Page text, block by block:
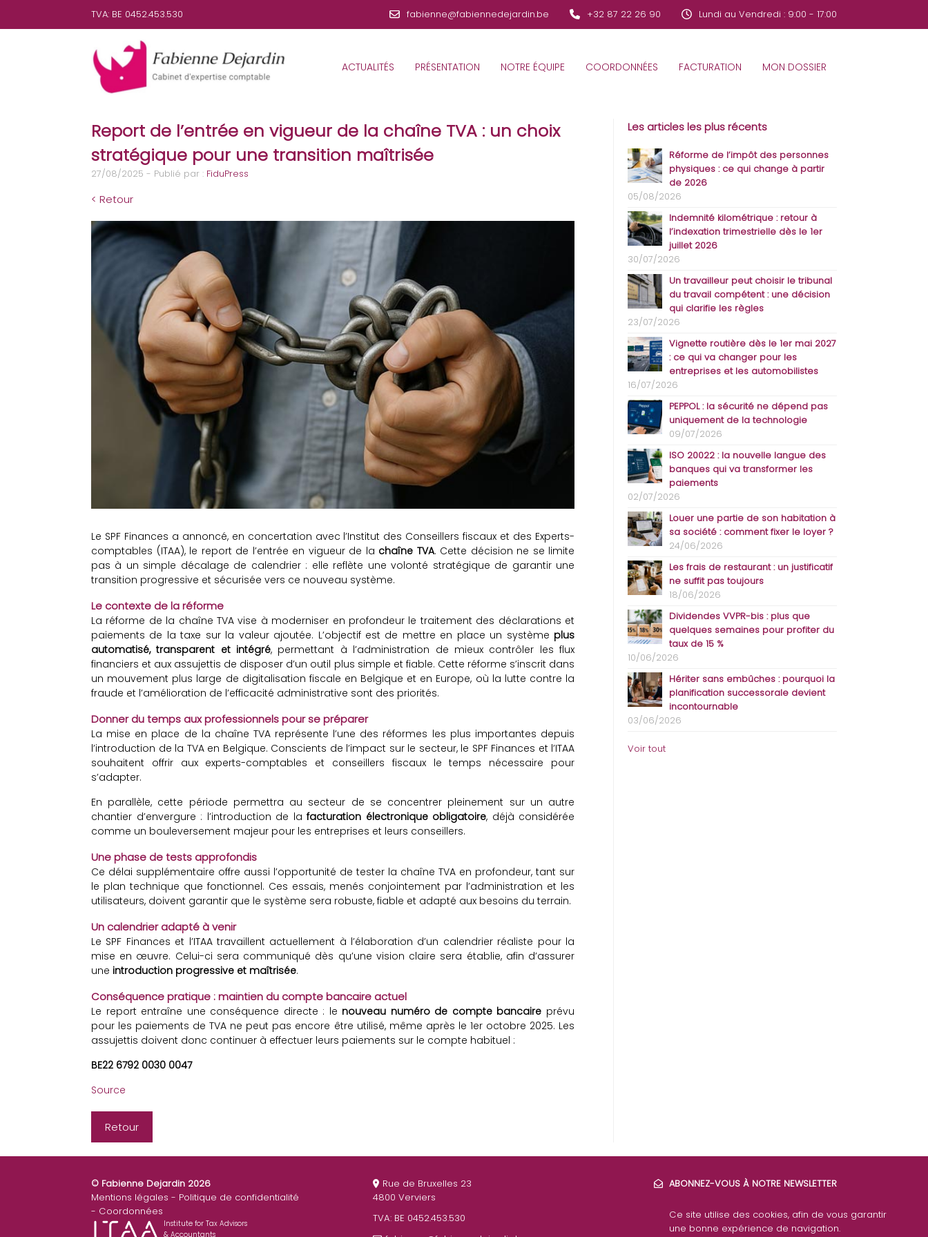
TVA: BE 0452.453.530 fabienne@fabiennedejardin.be +32 87 22 26 90 Lundi au Vendredi : 9:00 - 17:00
ACTUALITÉS PRÉSENTATION NOTRE ÉQUIPE COORDONNÉES FACTURATION MON DOSSIER
Report de l’entrée en vigueur de la chaîne TVA : un choix
stratégique pour une transition maîtrisée
27/08/2025 - Publié par : FiduPress
< Retour
Le SPF Finances a annoncé, en concertation avec l’Institut des Conseillers fiscaux et des Experts-
comptables (ITAA), le report de l’entrée en vigueur de la chaîne TVA. Cette décision ne se limite
pas à un simple décalage de calendrier : elle reflète une volonté stratégique de garantir une
transition progressive et sécurisée vers ce nouveau système.
Le contexte de la réforme
La réforme de la chaîne TVA vise à moderniser en profondeur le traitement des déclarations et
paiements de la taxe sur la valeur ajoutée. L’objectif est de mettre en place un système plus
automatisé, transparent et intégré, permettant à l’administration de mieux contrôler les flux
financiers et aux assujettis de disposer d’un outil plus simple et fiable. Cette réforme s’inscrit dans
un mouvement plus large de digitalisation fiscale en Belgique et en Europe, où la lutte contre la
fraude et l’amélioration de l’efficacité administrative sont des priorités.
Donner du temps aux professionnels pour se préparer
La mise en place de la chaîne TVA représente l’une des réformes les plus importantes depuis
l’introduction de la TVA en Belgique. Conscients de l’impact sur le secteur, le SPF Finances et l’ITAA
souhaitent offrir aux experts-comptables et conseillers fiscaux le temps nécessaire pour
s’adapter.
En parallèle, cette période permettra au secteur de se concentrer pleinement sur un autre
chantier d’envergure : l’introduction de la facturation électronique obligatoire, déjà considérée
comme un bouleversement majeur pour les entreprises et leurs conseillers.
Une phase de tests approfondis
Ce délai supplémentaire offre aussi l’opportunité de tester la chaîne TVA en profondeur, tant sur
le plan technique que fonctionnel. Ces essais, menés conjointement par l’administration et les
utilisateurs, doivent garantir que le système sera robuste, fiable et adapté aux besoins du terrain.
Un calendrier adapté à venir
Le SPF Finances et l’ITAA travaillent actuellement à l’élaboration d’un calendrier réaliste pour la
mise en œuvre. Celui-ci sera communiqué dès qu’une vision claire sera établie, afin d’assurer
une introduction progressive et maîtrisée.
Conséquence pratique : maintien du compte bancaire actuel
Le report entraîne une conséquence directe : le nouveau numéro de compte bancaire prévu
pour les paiements de TVA ne peut pas encore être utilisé, même après le 1er octobre 2025. Les
assujettis doivent donc continuer à effectuer leurs paiements sur le compte habituel :
BE22 6792 0030 0047
Source
Retour
Les articles les plus récents
Réforme de l’impôt des personnes
physiques : ce qui change à partir
de 2026
05/08/2026
Indemnité kilométrique : retour à
l’indexation trimestrielle dès le 1er
juillet 2026
30/07/2026
Un travailleur peut choisir le tribunal
du travail compétent : une décision
qui clarifie les règles
23/07/2026
Vignette routière dès le 1er mai 2027
: ce qui va changer pour les
entreprises et les automobilistes
16/07/2026
PEPPOL : la sécurité ne dépend pas
uniquement de la technologie
09/07/2026
ISO 20022 : la nouvelle langue des
banques qui va transformer les
paiements
02/07/2026
Louer une partie de son habitation à
sa société : comment fixer le loyer ?
24/06/2026
Les frais de restaurant : un justificatif
ne suffit pas toujours
18/06/2026
Dividendes VVPR-bis : plus que
quelques semaines pour profiter du
taux de 15 %
10/06/2026
Hériter sans embûches : pourquoi la
planification successorale devient
incontournable
03/06/2026
Voir tout
© Fabienne Dejardin 2026
Mentions légales
Politique de confidentialité
Coordonnées
Institute for Tax Advisors
& Accountants
Rue de Bruxelles 23
4800 Verviers
TVA: BE 0452.453.530
ABONNEZ-VOUS À NOTRE NEWSLETTER
Ce site utilise des cookies, afin de vous garantir
une bonne expérience de navigation.